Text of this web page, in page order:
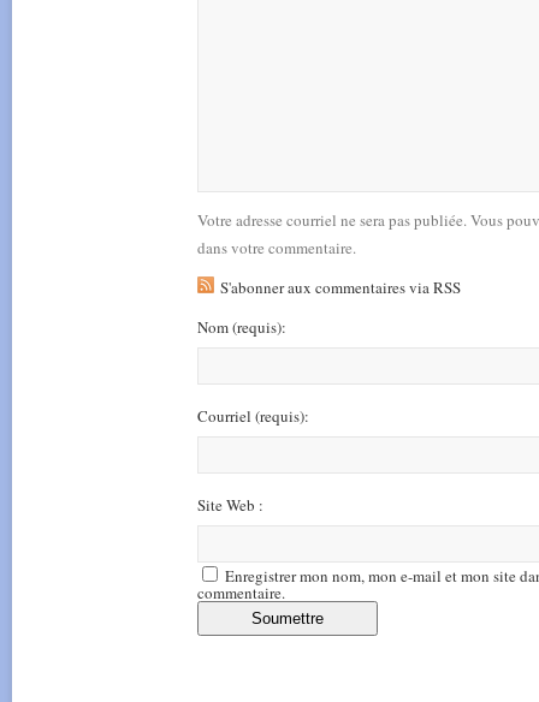
Votre adresse courriel ne sera pas publiée. Vous
dans votre commentaire.
S'abonner aux commentaires via RSS
Nom(requis):
Courriel (requis):
Site Web :
Enregistrer mon nom, mon e-mail et mon site
commentaire.